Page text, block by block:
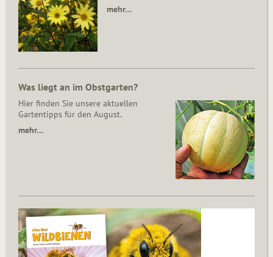
mehr…
Was liegt an im Obstgarten?
Hier finden Sie unsere aktuellen
Gartentipps für den August.
mehr…